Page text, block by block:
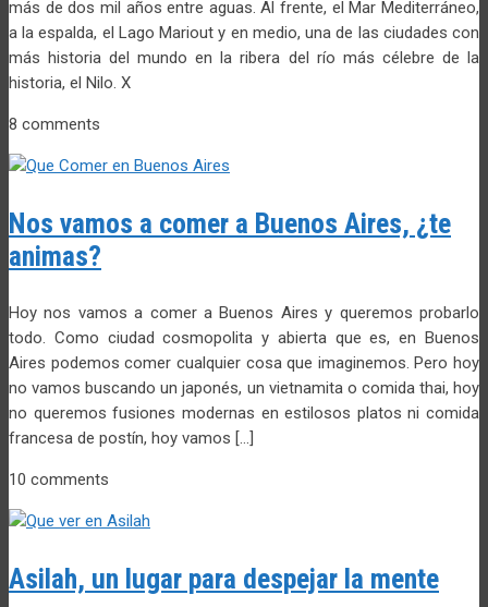
más de dos mil años entre aguas. Al frente, el Mar Mediterráneo,
a la espalda, el Lago Mariout y en medio, una de las ciudades con
más historia del mundo en la ribera del río más célebre de la
historia, el Nilo. X
8 comments
Nos vamos a comer a Buenos Aires, ¿te
animas?
Hoy nos vamos a comer a Buenos Aires y queremos probarlo
todo. Como ciudad cosmopolita y abierta que es, en Buenos
Aires podemos comer cualquier cosa que imaginemos. Pero hoy
no vamos buscando un japonés, un vietnamita o comida thai, hoy
no queremos fusiones modernas en estilosos platos ni comida
francesa de postín, hoy vamos […]
10 comments
Asilah, un lugar para despejar la mente